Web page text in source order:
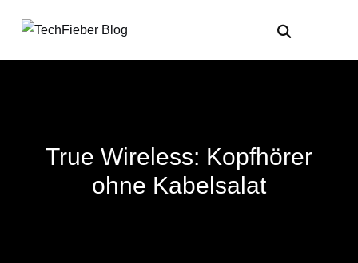
True Wireless: Kopfhörer
ohne Kabelsalat